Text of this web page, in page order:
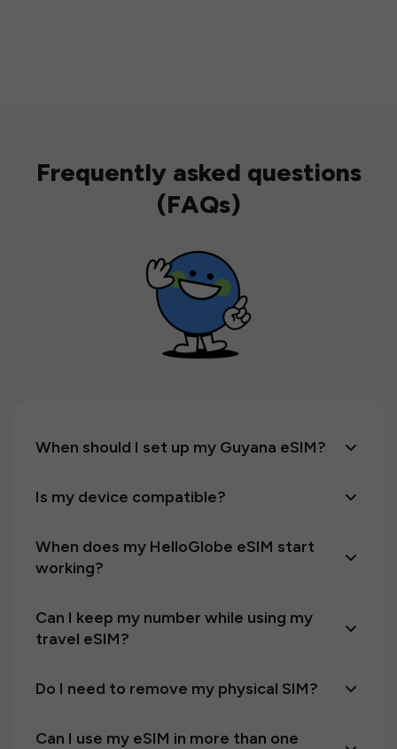
Frequently asked questions
(FAQs)
When should I set up my Guyana eSIM?
Is my device compatible?
When does my HelloGlobe eSIM start
working?
Can I keep my number while using my
travel eSIM?
Do I need to remove my physical SIM?
Can I use my eSIM in more than one